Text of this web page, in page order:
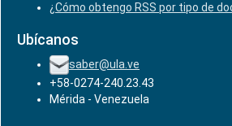
¿Cómo obtengo RSS por tipo de
Ubícanos
saber@ula.ve
+58-0274-240.23.43
Mérida - Venezuela